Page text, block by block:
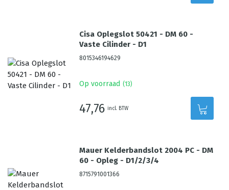
Cisa Oplegslot 50421 - DM 60 -
Vaste Cilinder - D1
8015346194629
Op voorraad (13)
47,76 incl. BTW
Mauer Kelderbandslot 2004 PC - DM
60 - Opleg - D1/2/3/4
8715791001366